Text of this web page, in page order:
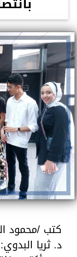
كتب /محمود
د. ثريا البدوي: